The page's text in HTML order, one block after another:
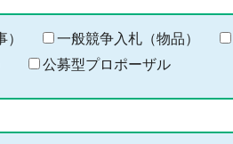
一般競争入札（物品）
公募型プロポーザル